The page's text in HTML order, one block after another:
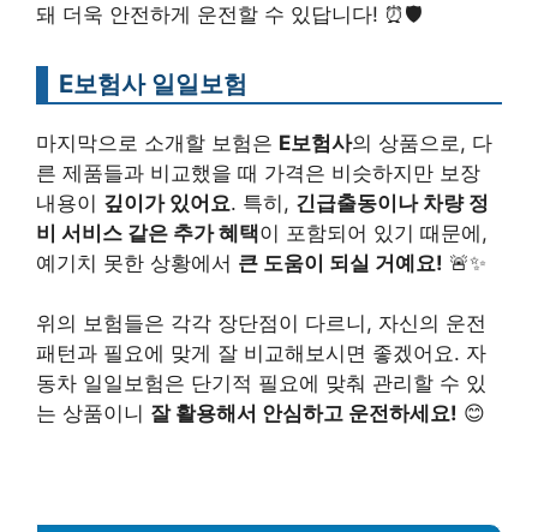
돼 더욱 안전하게 운전할 수 있답니다! ⏰🛡️
E보험사 일일보험
마지막으로 소개할 보험은 E보험사의 상품으로, 다
른 제품들과 비교했을 때 가격은 비슷하지만 보장
내용이 깊이가 있어요. 특히, 긴급출동이나 차량 정
비 서비스 같은 추가 혜택이 포함되어 있기 때문에,
예기치 못한 상황에서 큰 도움이 되실 거예요! 🚨✨
위의 보험들은 각각 장단점이 다르니, 자신의 운전
패턴과 필요에 맞게 잘 비교해보시면 좋겠어요. 자
동차 일일보험은 단기적 필요에 맞춰 관리할 수 있
는 상품이니 잘 활용해서 안심하고 운전하세요! 😊